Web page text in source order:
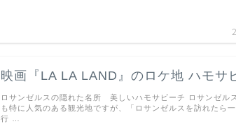
映画『LA LA LAND』のロケ地 ハモサ
ロサンゼルスの隠れた名所 美しいハモサビーチ ロサンゼル
も特に人気のある観光地ですが、「ロサンゼルスを訪れたら
行 …